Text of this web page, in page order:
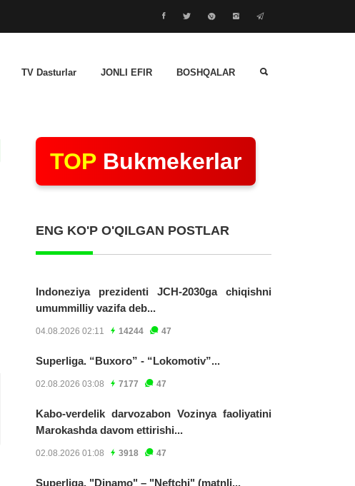
TV Dasturlar JONLI EFIR BOSHQALAR
TOP Bukmekerlar
ENG KO'P O'QILGAN POSTLAR
Indoneziya prezidenti JCH-2030ga chiqishni
umummilliy vazifa deb...
04.08.2026 02:11 14244 47
Superliga. “Buxoro” - “Lokomotiv”...
02.08.2026 03:08 7177 47
Kabo-verdelik darvozabon Vozinya faoliyatini
Marokashda davom ettirishi...
02.08.2026 01:08 3918 47
Superliga. "Dinamo" – "Neftchi" (matnli...